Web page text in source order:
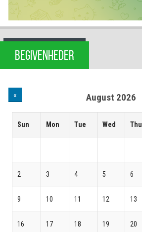
BEGIVENHEDER
« August 2026
Sun Mon Tue Wed Thu
2 3 4 5 6
9 10 11 12 13
16 17 18 19 20